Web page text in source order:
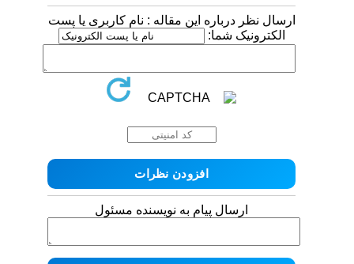
ارسال نظر درباره این مقاله : نام کاربری یا پست
الکترونیک شما:
ارسال پیام به نویسنده مسئول